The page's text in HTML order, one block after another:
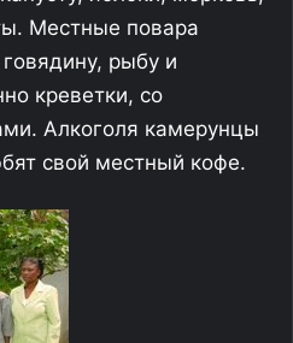
Местные повара
рыбу и
креветки, со
Алкоголя камерунцы
свой местный кофе.